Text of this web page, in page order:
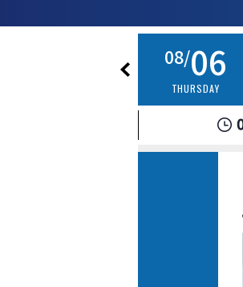
08/06
THURSDAY